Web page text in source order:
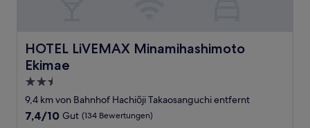
HOTEL LiVEMAX Minamihashimoto
Ekimae
HOTEL LiVEMAX Minamihashimoto Ekimae
2.5-
Sterne-
Unterkunft
9,4 km von Bahnhof Hachiōji Takaosanguchi entfernt
7.4
7,4/10 Gut (134 Bewertungen)